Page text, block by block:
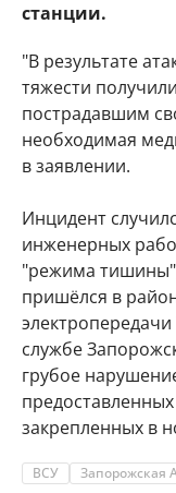
станции.
"В результате
тяжести
пострадавшим
необходимая
в заявлении.
Инцидент
инженерных
"режима
пришёлся в
службе
грубое
закрепленных в
ВСУ Запорожская